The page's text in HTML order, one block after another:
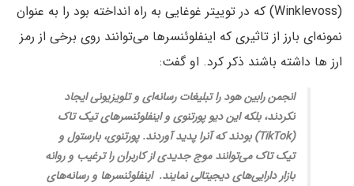
(Winklevoss) که در توییتر غوغایی به راه انداخته بود را به عنوان
نمونه­‌ای بارز از تاثیری که اینفلوئنسرها می­‌توانند روی برخی از رمز
ارز ها داشته باشند ذکر کرد. او گفت:
انجمن رابین هود را تبلیغات رسانه­‌ای و تلویزیونی ایجاد
نکردند، بلکه این دیو پورتنوی و اینفلوئنسرهای تیک­ تاک
(Tik­Tok) بودند که آنرا پدید آوردند. پورتنوی، بارستول و
تیک ­تاک می‌­توانند موج جدیدی از کاربران را ترغیب و روانه
بازار دارایی‌­های دیجیتالی نمایند. اینفلوئنسرها و رسانه­‌های